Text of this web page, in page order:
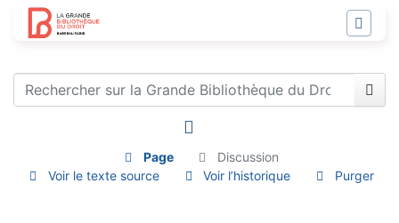
Page
Discussion
Voir le texte source
Voir l’historique Purger